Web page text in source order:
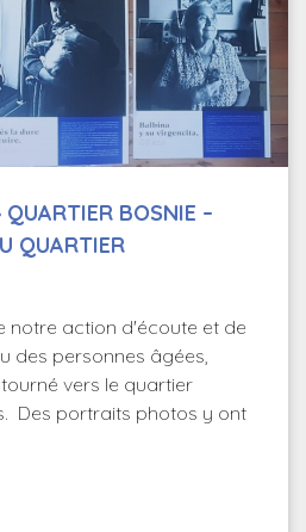
QUARTIER BOSNIE –
QUARTIER
notre action d'écoute et de
des personnes âgées,
vers le quartier
Des portraits photos y ont